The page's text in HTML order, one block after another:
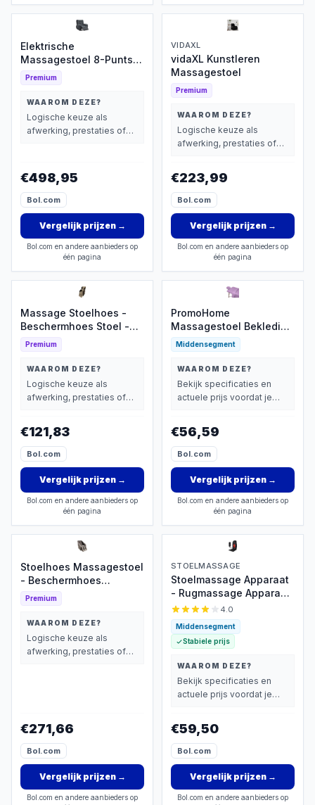
Elektrische
Massagestoel 8-Punts
met Verwarming
Premium
WAAROM DEZE?
Logische keuze als
afwerking, prestaties of
€498,95
Bol.com
Vergelijk prijzen→
Bol.com en andere aanbieders op
één pagina
VIDAXL
vidaXL Kunstleren
Massagestoel
Premium
WAAROM DEZE?
Logische keuze als
afwerking, prestaties of
€223,99
Bol.com
Vergelijk prijzen→
Bol.com en andere aanbieders op
één pagina
Massage Stoelhoes -
Beschermhoes Stoel -
Meubels Beschermen -
Universeel Model -
Zwart
Premium
WAAROM DEZE?
Logische keuze als
afwerking, prestaties of
€121,83
Bol.com
Vergelijk prijzen→
Bol.com en andere aanbieders op
één pagina
PromoHome
Massagestoel Bekleding
Set - 3-delige
Microvezel Hoes voor
Comfortabele
Behandelingen
Middensegment
WAAROM DEZE?
Bekijk specificaties en
actuele prijs voordat je
€56,59
Bol.com
Vergelijk prijzen→
Bol.com en andere aanbieders op
één pagina
Stoelhoes Massagestoel
- Beschermhoes
Relaxfauteuil -
Huis - Volledige
Lichaamsdekking -
Universele Pasvorm -
Premium
WAAROM DEZE?
Logische keuze als
afwerking, prestaties of
€271,66
Bol.com
Vergelijk prijzen→
Bol.com en andere aanbieders op
STOELMASSAGE
Stoelmassage Apparaat
- Rugmassage Apparaat
- Rugmassage Stoel -
Infrarood Verwarming -
Massage -
Pijnbestrijding
4.0
Middensegment
Stabiele prijs
WAAROM DEZE?
Bekijk specificaties en
actuele prijs voordat je
€59,50
Bol.com
Vergelijk prijzen→
Bol.com en andere aanbieders op